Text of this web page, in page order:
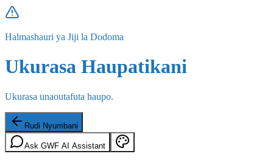
Halmashauri ya Jiji la Dodoma
Ukurasa Haupatikani
Ukurasa unaoutafuta haupo.
Rudi Nyumbani
Ask GWF AI Assistant